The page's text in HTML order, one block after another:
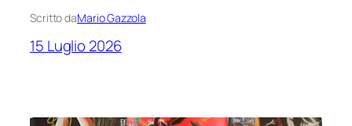
Scritto daMario Gazzola
15 Luglio 2026